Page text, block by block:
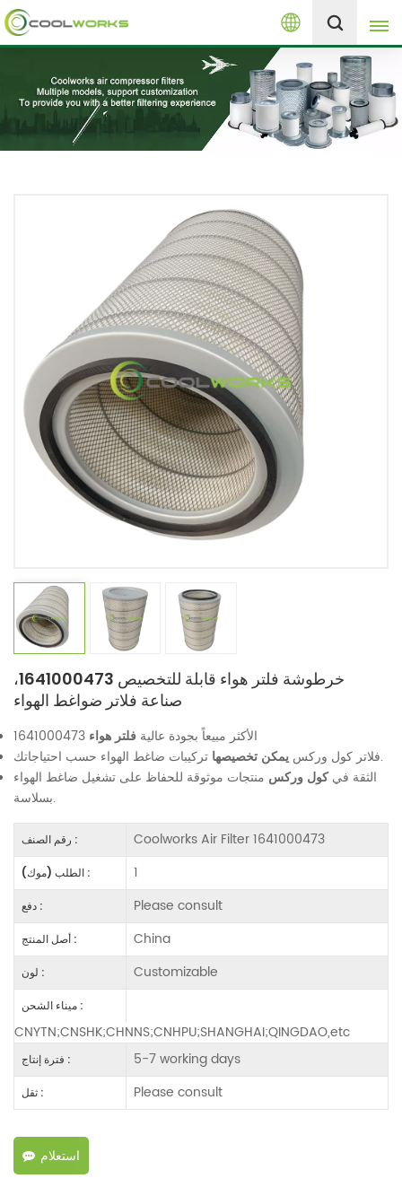
العربية
English
español
русский
Melayu
+8613525046291
خرطوشة فلتر هواء قابلة للتخصيص 1641000473،
صناعة فلاتر ضواغط الهواء
الأكثر مبيعاً بجودة عالية فلتر هواء 1641000473
فلاتر كول وركس يمكن تخصيصها
تركيبات ضاغط الهواء حسب احتياجاتك.
الثقة فيكول وركس منتجات موثوقة للحفاظ على تشغيل ضاغط الهواء
بسلاسة.
رقم الصنف : Coolworks Air Filter 1641000473
الطلب (موك) : 1
دفع : Please consult
أصل المنتج : China
لون : Customizable
ميناء الشحن :
CNYTN;CNSHK;CHNNS;CNHPU;SHANGHAI;QINGDAO,etc
فترة إنتاج : 5-7 working days
ثقل : Please consult
استعلام